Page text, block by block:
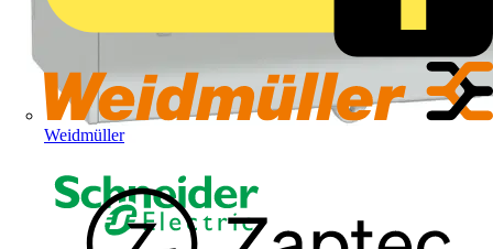
Weidmüller